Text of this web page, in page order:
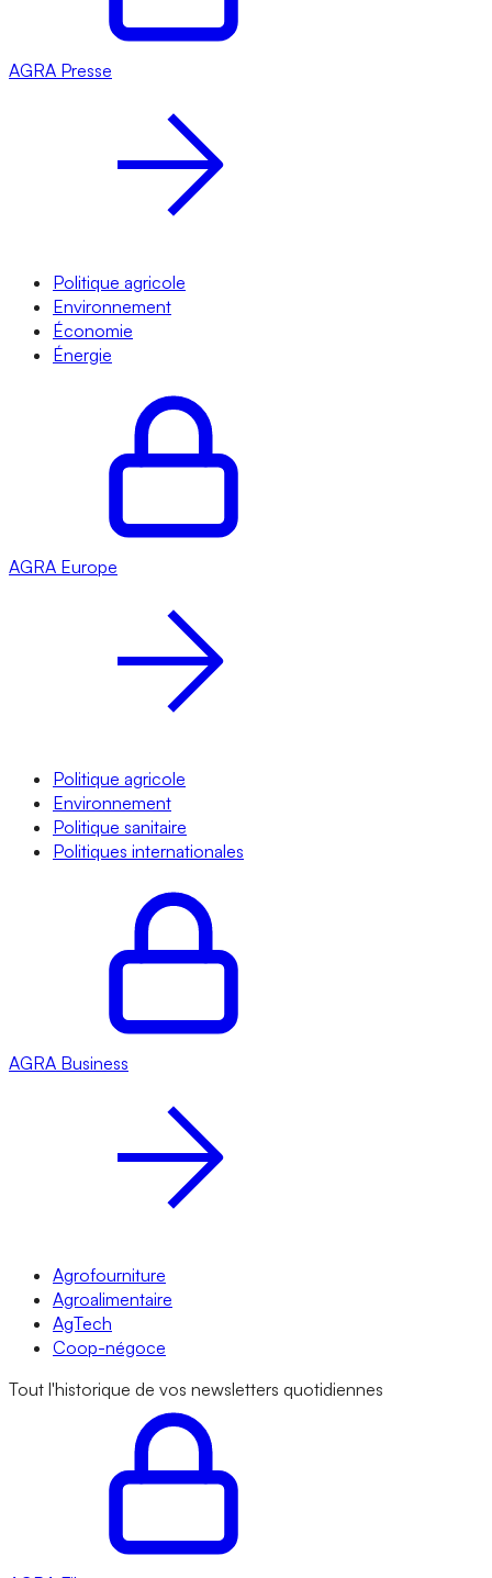
AGRA Presse
Politique agricole
Environnement
Économie
Énergie
AGRA Europe
Politique agricole
Environnement
Politique sanitaire
Politiques internationales
AGRA Business
Agrofourniture
Agroalimentaire
AgTech
Coop-négoce
Tout l'historique de vos newsletters quotidiennes